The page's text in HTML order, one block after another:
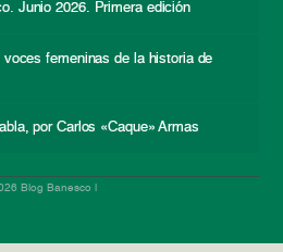
Junio 2026. Primera edición
voces femeninas de la historia de
por Carlos «Caque» Armas
Blog Banesco |